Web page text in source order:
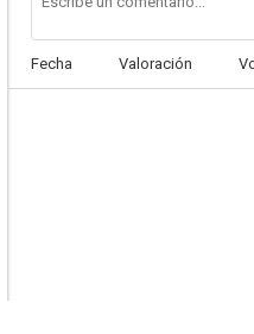
Fecha Valoración